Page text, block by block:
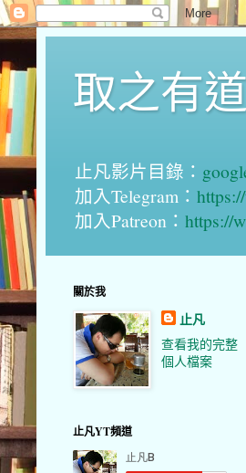
取之有道
止凡影片目錄：
加入Telegram：
加入Patreon： https://
關於我
止凡
查看我的完整
個人檔案
止凡YT頻道